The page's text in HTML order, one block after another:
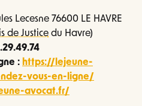
Lecesne 76600 LE HAVRE
de Justice du Havre)
: https://lejeune-
vous-en-ligne/
avocat.fr/